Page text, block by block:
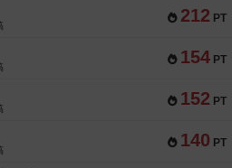
212 PT
154 PT
152 PT
140 PT